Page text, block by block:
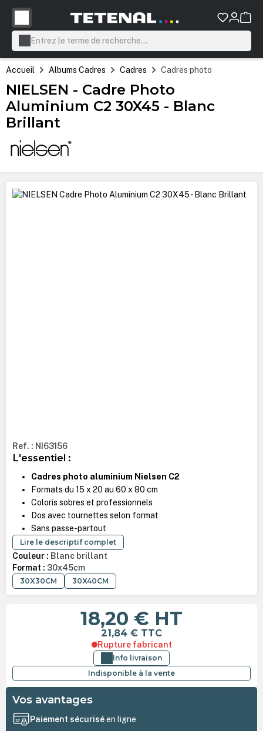
principal
Accueil Albums Cadres Cadres Cadres photo
NIELSEN - Cadre Photo
Aluminium C2 30X45 - Blanc
Brillant
Ignorer la galerie d'images
Ref. : NI63156
L'essentiel :
Cadres photo aluminium Nielsen C2
Formats du 15 x 20 au 60 x 80 cm
Coloris sobres et professionnels
Dos avec tournettes selon format
Sans passe-partout
Lire le descriptif complet
Couleur : Blanc brillant
Format : 30x45cm
30X30CM 30X40CM
18,20 € HT
21,84 € TTC
Rupture fabricant
Info livraison
Indisponible à la vente
Vos avantages
Paiement sécuriséen ligne